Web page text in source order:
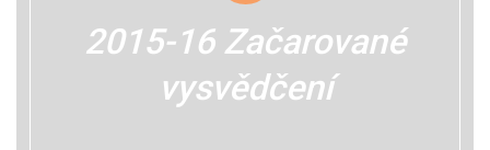
2015-16 Začarované
vysvědčení